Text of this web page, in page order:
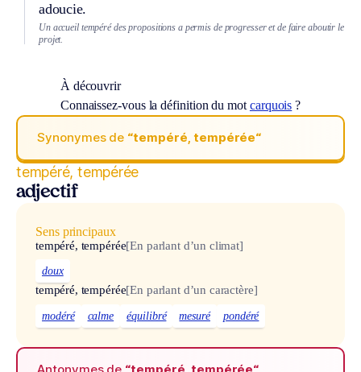
adoucie.
Un accueil tempéré des propositions a permis de progresser et de faire aboutir le
projet.
À découvrir
Connaissez-vous la définition du mot carquois ?
Synonymes de “tempéré, tempérée“
tempéré, tempérée
adjectif
Sens principaux
tempéré, tempérée[En parlant d’un climat]
doux
tempéré, tempérée[En parlant d’un caractère]
modéré calme équilibré mesuré pondéré